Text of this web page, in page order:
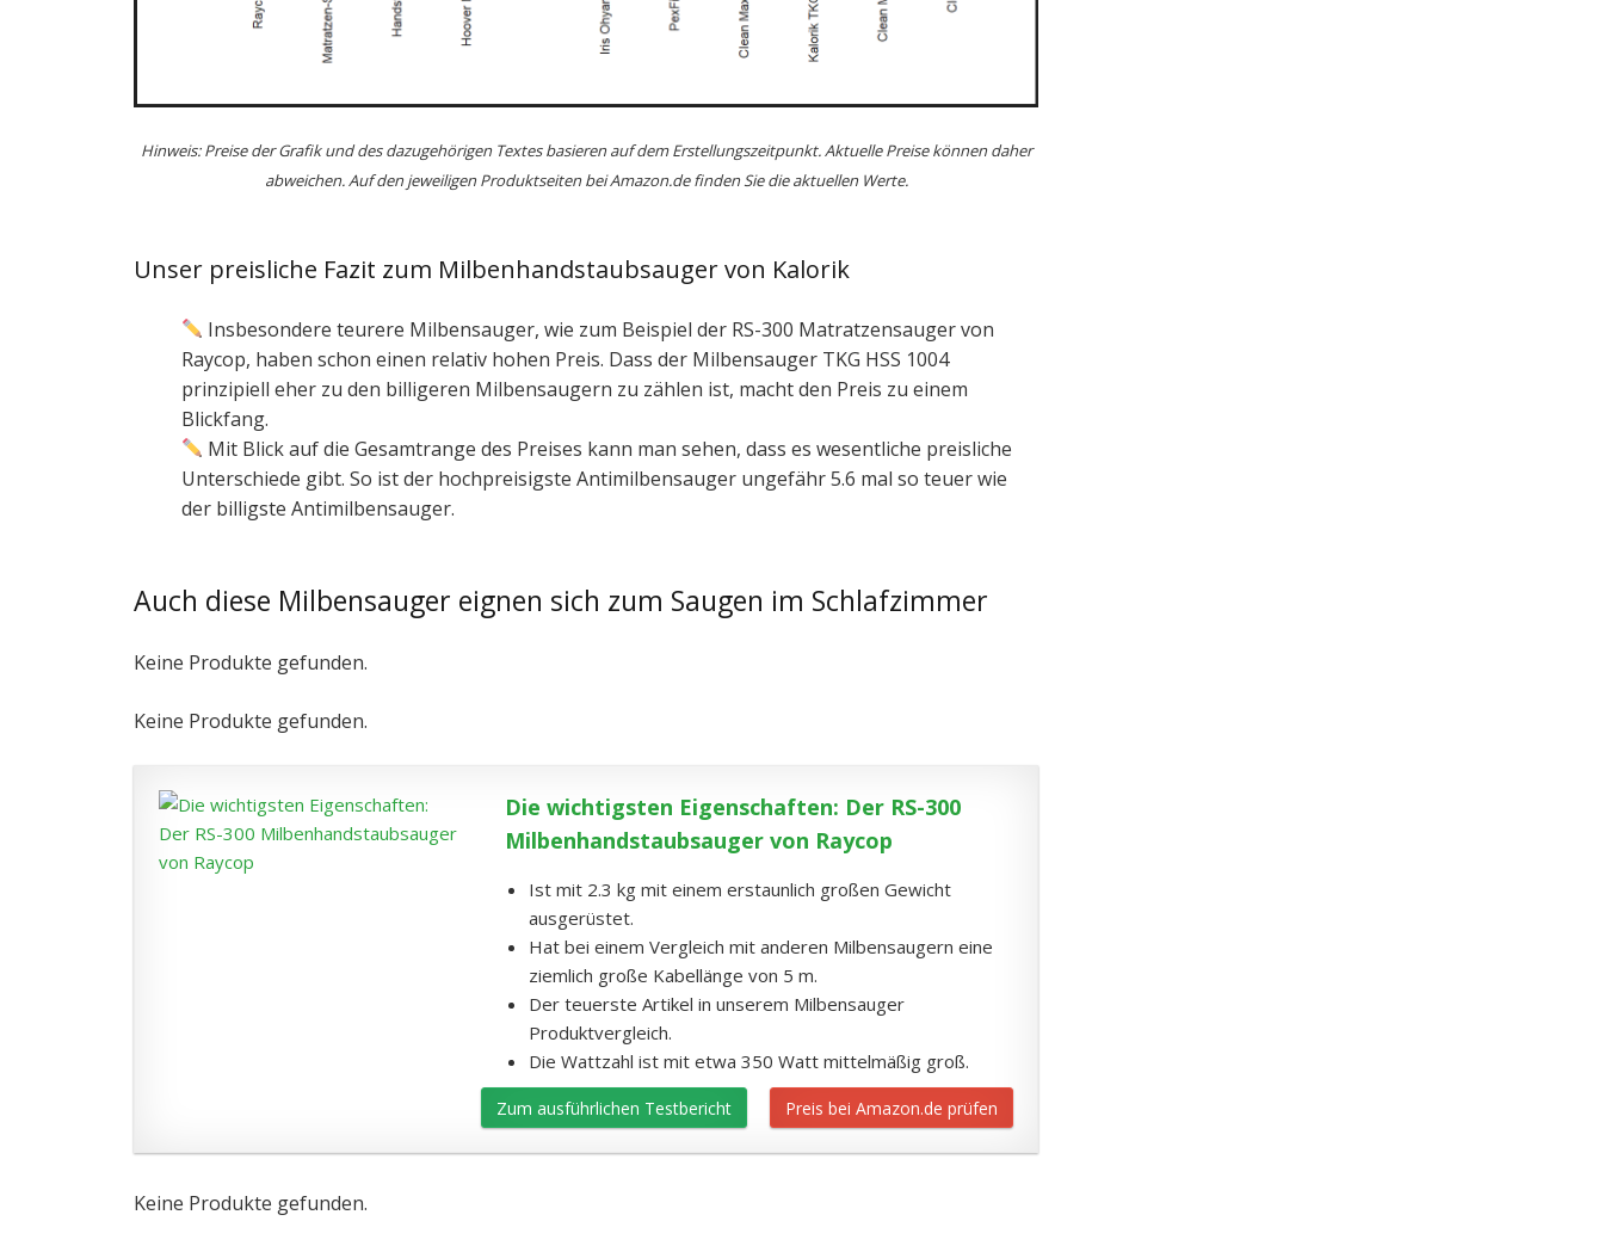
Hinweis: Preise der Grafik und des dazugehörigen Textes basieren auf dem Erstellungszeitpunkt. Aktuelle Preise können daher
abweichen. Auf den jeweiligen Produktseiten bei Amazon.de finden Sie die aktuellen Werte.
Unser preisliche Fazit zum Milbenhandstaubsauger von Kalorik
Insbesondere teurere Milbensauger, wie zum Beispiel der RS-300 Matratzensauger von
Raycop, haben schon einen relativ hohen Preis. Dass der Milbensauger TKG HSS 1004
prinzipiell eher zu den billigeren Milbensaugern zu zählen ist, macht den Preis zu einem
Blickfang.
Mit Blick auf die Gesamtrange des Preises kann man sehen, dass es wesentliche preisliche
Unterschiede gibt. So ist der hochpreisigste Antimilbensauger ungefähr 5.6 mal so teuer wie
der billigste Antimilbensauger.
Auch diese Milbensauger eignen sich zum Saugen im Schlafzimmer
Keine Produkte gefunden.
Keine Produkte gefunden.
Die wichtigsten Eigenschaften: Der RS-300
Milbenhandstaubsauger von Raycop
Ist mit 2.3 kg mit einem erstaunlich großen Gewicht
ausgerüstet.
Hat bei einem Vergleich mit anderen Milbensaugern eine
ziemlich große Kabellänge von 5 m.
Der teuerste Artikel in unserem Milbensauger
Produktvergleich.
Die Wattzahl ist mit etwa 350 Watt mittelmäßig groß.
Zum ausführlichen Testbericht Preis bei Amazon.de prüfen
Keine Produkte gefunden.